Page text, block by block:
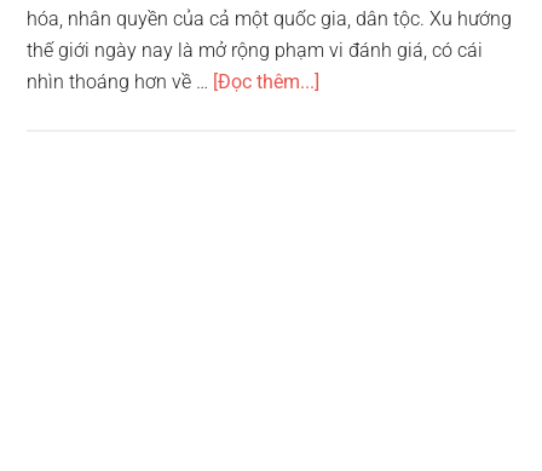
hóa, nhân quyền của cả một quốc gia, dân tộc. Xu hướng
thế giới ngày nay là mở rộng phạm vi đánh giá, có cái
nhìn thoáng hơn về … [Đọc thêm...]